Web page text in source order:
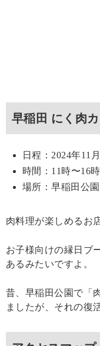
早稲田 にく肉
日程：2024年11
時間：11時〜16時
場所：早稲田公園
肉料理が楽しめるお
お子様向けの縁日ブ
あるみたいですよ。
昔、早稲田公園で「
ましたが、それの復